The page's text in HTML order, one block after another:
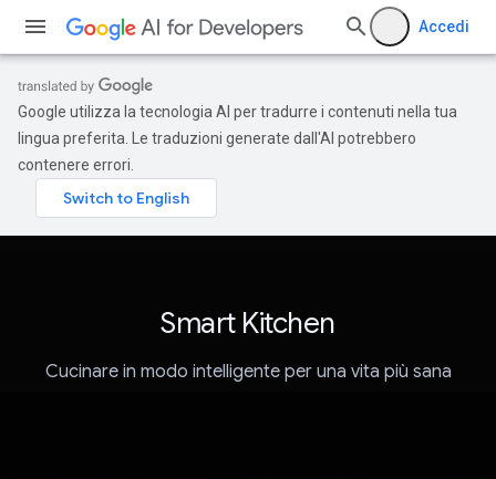
Accedi
Google utilizza la tecnologia AI per tradurre i contenuti nella tua
lingua preferita. Le traduzioni generate dall'AI potrebbero
contenere errori.
Smart Kitchen
Cucinare in modo intelligente per una vita più sana